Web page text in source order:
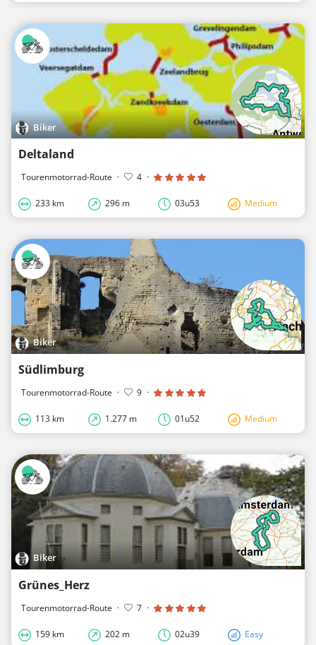
Biker
Deltaland
Tourenmotorrad-Route · 4 ·
233 km 296 m 03u53 Medium
Biker
Südlimburg
Tourenmotorrad-Route · 9 ·
113 km 1.277 m 01u52 Medium
Biker
Grünes_Herz
Tourenmotorrad-Route · 7 ·
159 km 202 m 02u39 Easy